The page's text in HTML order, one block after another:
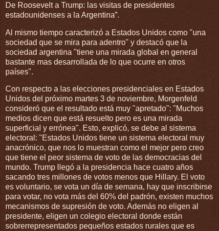
De Roosevelt a Trump: las visitas de presidentes
estadounidenses a la Argentina”.
Al mismo tiempo caracterizó a Estados Unidos como "una
sociedad que se mira para adentro" y destacó que la
sociedad argentina "tiene una mirada global en general
bastante mas desarrollada de lo que ocurre en otros
países".
Con respecto a las elecciones presidenciales en Estados
Unidos del próximo martes 3 de noviembre, Morgenfeld
consideró que el resultado está muy "apretado": "Muchos
medios dicen que está resuelto pero es una mirada
superficial y errónea". Esto, explicó, se debe al sistema
electoral: "Estados Unidos tiene un sistema electoral muy
anacrónico, que nos lo muestran como el mejor pero creo
que tiene el peor sistema de voto de las democracias del
mundo. Trump llegó a la presidencia hace cuatro años
sacando tres millones de votos menos que Hillary. El voto
es voluntario, se vota un día de semana, hay que inscribirse
para votar, no vota más del 60% del padrón, existen muchos
mecanismos de supresión de voto. Además no eligen al
presidente, eligen un colegio electoral donde están
sobrerrepresentados pequeños estados rurales que es